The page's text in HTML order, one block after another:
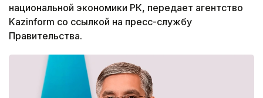
национальной экономики РК, передает агентство
Kazinform со ссылкой на пресс-службу
Правительства.